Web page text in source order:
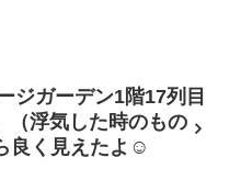
ジガーデン1階17列目
（浮気した時のもの
良く見えたよ☺